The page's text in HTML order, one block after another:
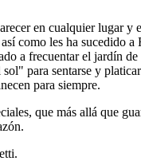
en cualquier lugar y
como les ha sucedido a
a frecuentar el jardín
para sentarse y
para siempre.
que más allá que